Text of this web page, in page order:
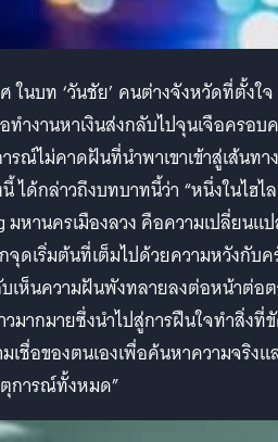
ในบท ‘วันชัย’ คนต่างจังหวัดที่ตั้งใจ
ทำงานหาเงินส่งกลับไปจุนเจือครอบ
ณ์ไม่คาดฝันที่นำพาเขาเข้าสู่เส้นทาง
ได้กล่าวถึงบทบาทนี้ว่า “หนึ่งในไฮไ
มหานครเมืองลวง คือความเปลี่ยนแ
จุดเริ่มต้นที่เต็มไปด้วยความหวังกับค
บเห็นความฝันพังทลายลงต่อหน้าต่อ
มากมายซึ่งนำไปสู่การฝืนใจทำสิ่งที่
ชื่อของตนเองเพื่อค้นหาความจริงแ
ตุการณ์ทั้งหมด”